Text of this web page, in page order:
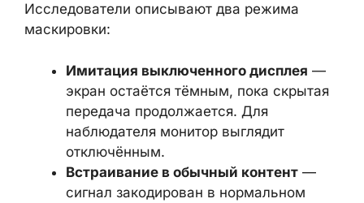
пользовательского уровня, способного
выводить изображение на экран.
маскировки:
Имитация выключенного дисплея
экран остаётся тёмным, пока
скрытая передача продолжается.
Для наблюдателя монитор выглядит
отключённым.